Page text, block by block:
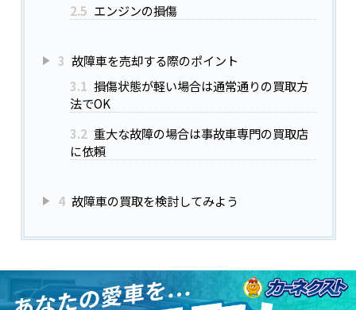
2.5 エンジンの損傷
3 故障車を売却する際のポイント
3.1 損傷状態が軽い場合は通常通りの買取方
法でOK
3.2 重大な故障の場合は事故車専門の買取店
に依頼
4 故障車の買取を検討してみよう